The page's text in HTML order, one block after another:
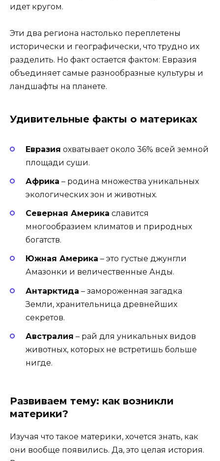
идет кругом.
Эти два региона настолько переплетены
исторически и географически, что трудно их
разделить. Но факт остается фактом: Евразия
объединяет самые разнообразные культуры и
ландшафты на планете.
Удивительные факты о материках
Евразия охватывает около 36% всей земной
площади суши.
Африка – родина множества уникальных
экологических зон и животных.
Северная Америка славится
многообразием климатов и природных
богатств.
Южная Америка – это густые джунгли
Амазонки и величественные Анды.
Антарктида – замороженная загадка
Земли, хранительница древнейших
секретов.
Австралия – рай для уникальных видов
животных, которых не встретишь больше
нигде.
Развиваем тему: как возникли
материки?
Изучая что такое материки, хочется знать, как
они вообще появились. Да, это целая история.